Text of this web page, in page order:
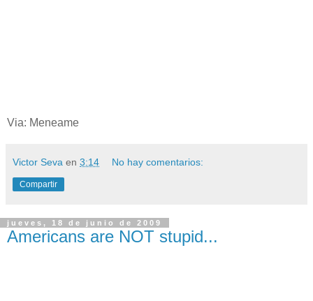
Via: Meneame
Victor Seva en 3:14 No hay comentarios:
Compartir
jueves, 18 de junio de 2009
Americans are NOT stupid...